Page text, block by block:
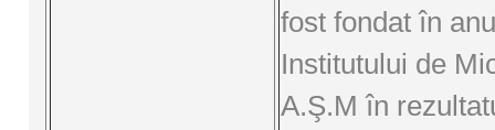
fost fondat în
Institutului de
A.Ş.M în